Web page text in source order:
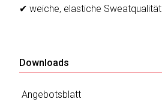
✔ weiche, elastiche Sweatqualität
Downloads
Angebotsblatt